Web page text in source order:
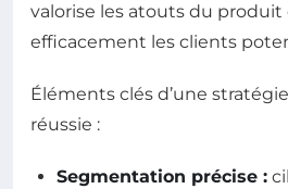
valorise les atouts du produit
efficacement les clients
Éléments clés d’une
réussie :
Segmentation précise :